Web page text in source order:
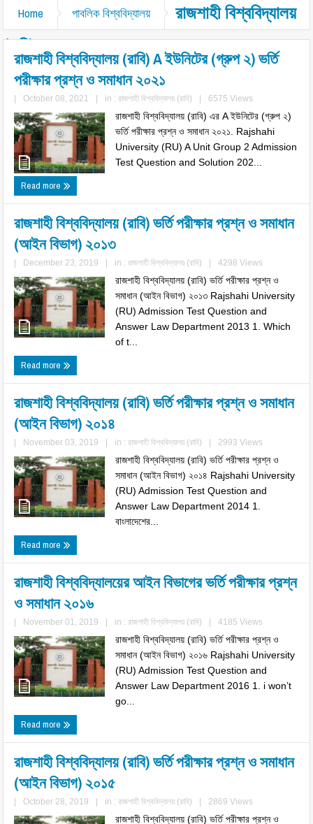
Home পাবলিক বিশ্ববিদ্যালয়
রাজশাহী বিশ্ববিদ্যালয়
(রাবি)
রাজশাহী বিশ্ববিদ্যালয় (রাবি) A ইউনিটের (গ্রুপ ২) ভর্তি
পরীক্ষার প্রশ্ন ও সমাধান ২০২১
October 08, 2021 in :রাজশাহী বিশ্ববিদ্যালয় (রাবি) 6575 Views
রাজশাহী বিশ্ববিদ্যালয় (রাবি) এর A ইউনিটের (গ্রুপ ২)
ভর্তি পরীক্ষার প্রশ্ন ও সমাধান ২০২১. Rajshahi
University (RU) A Unit Group 2 Admission
Test Question and Solution 202...
Read more
রাজশাহী বিশ্ববিদ্যালয় (রাবি) ভর্তি পরীক্ষার প্রশ্ন ও সমাধান
(আইন বিভাগ) ২০১৩
December 23, 2019 in :রাজশাহী বিশ্ববিদ্যালয় (রাবি) 4298 Views
রাজশাহী বিশ্ববিদ্যালয় (রাবি) ভর্তি পরীক্ষার প্রশ্ন ও
সমাধান (আইন বিভাগ) ২০১৩ Rajshahi University
(RU) Admission Test Question and
Answer Law Department 2013 1. Which
of t...
Read more
রাজশাহী বিশ্ববিদ্যালয় (রাবি) ভর্তি পরীক্ষার প্রশ্ন ও সমাধান
(আইন বিভাগ) ২০১৪
November 03, 2019 in :রাজশাহী বিশ্ববিদ্যালয় (রাবি) 2993 Views
রাজশাহী বিশ্ববিদ্যালয় (রাবি) ভর্তি পরীক্ষার প্রশ্ন ও
সমাধান (আইন বিভাগ) ২০১৪ Rajshahi University
(RU) Admission Test Question and
Answer Law Department 2014 1.
বাংলাদেশের...
Read more
রাজশাহী বিশ্ববিদ্যালয়ের আইন বিভাগের ভর্তি পরীক্ষার প্রশ্ন
ও সমাধান ২০১৬
November 01, 2019 in :রাজশাহী বিশ্ববিদ্যালয় (রাবি) 4185 Views
রাজশাহী বিশ্ববিদ্যালয় (রাবি) ভর্তি পরীক্ষার প্রশ্ন ও
সমাধান (আইন বিভাগ) ২০১৬ Rajshahi University
(RU) Admission Test Question and
Answer Law Department 2016 1. i won’t
go...
Read more
রাজশাহী বিশ্ববিদ্যালয় (রাবি) ভর্তি পরীক্ষার প্রশ্ন ও সমাধান
(আইন বিভাগ) ২০১৫
October 28, 2019 in :রাজশাহী বিশ্ববিদ্যালয় (রাবি) 2869 Views
রাজশাহী বিশ্ববিদ্যালয় (রাবি) ভর্তি পরীক্ষার প্রশ্ন ও